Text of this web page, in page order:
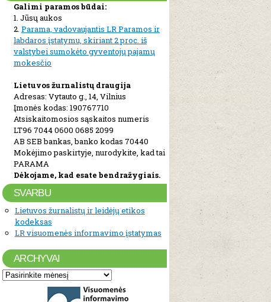
Galimi paramos būdai:
1. Jūsų aukos
2. Parama, vadovaujantis LR Paramos ir
labdaros įstatymu, skiriant 2 proc. iš
valstybei sumokėto gyventojų pajamų
mokesčio
Lietuvos žurnalistų draugija
Adresas: Vytauto g., 14, Vilnius
Įmonės kodas: 190767710
Atsiskaitomosios sąskaitos numeris
LT96 7044 0600 0685 2099
AB SEB bankas, banko kodas 70440
Mokėjimo paskirtyje, nurodykite, kad tai
PARAMA
Dėkojame, kad esate bendražygiais.
SVARBU
Lietuvos žurnalistų ir leidėjų etikos
kodeksas
LR visuomenės informavimo įstatymas
ARCHYVAI
Archyvai